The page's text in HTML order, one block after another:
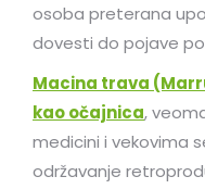
osoba preterana
dovesti do pojave
Macina trava
kao očajnica,
medicini i vekovima
održavanje